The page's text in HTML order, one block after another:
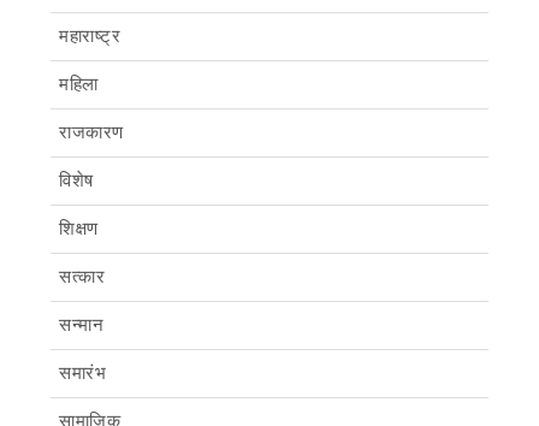
महाराष्ट्र
महिला
राजकारण
विशेष
शिक्षण
सत्कार
सन्मान
समारंभ
सामाजिक